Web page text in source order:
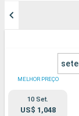
MELHOR PREÇO
10 Set.
US$ 1,048
Cidades